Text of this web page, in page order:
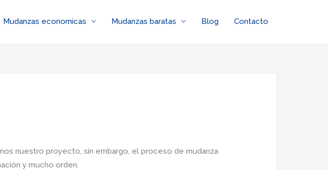
Mudanzas economicas Mudanzas baratas Blog Contacto
nuestro proyecto, sin embargo, el proceso de mudanza
y mucho orden.